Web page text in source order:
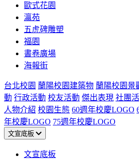
歐式花園
瀛苑
五虎碑雕塑
福園
書卷廣場
海報街
台北校園 蘭陽校園建築物 蘭陽校園景
動 行政活動 校友活動 傑出表現 社團
人物介紹 校園生態 60週年校慶LOGO
年校慶LOGO 75週年校慶LOGO
文宣底板
文宣底板